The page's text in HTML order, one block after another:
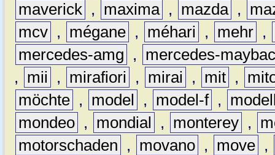
maverick , maxima , mazda ,
mcv , mégane , méhari , mehr ,
mercedes-amg
,
mercedes-
,
mii , mirafiori , mirai , mit ,
möchte , model , model-f ,
mondeo , mondial , monterey ,
motorschaden
, movano , move ,